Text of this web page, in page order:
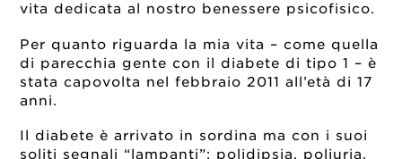
vita dedicata al nostro benessere psicofisico.
Per quanto riguarda la mia vita – come quella
di parecchia gente con il diabete di tipo 1 – è
stata capovolta nel febbraio 2011 all’età di 17
anni.
Il diabete è arrivato in sordina ma con i suoi
soliti segnali “lampanti”: polidipsia, poliuria,